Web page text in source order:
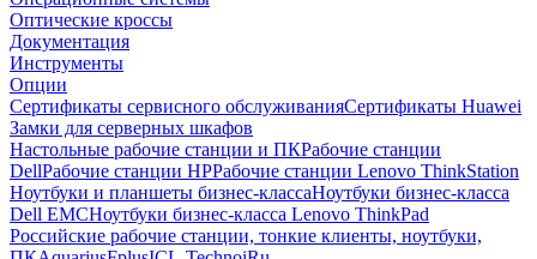
Оптические кроссы
Документация
Инструменты
Опции
Сертификаты сервисного обслуживанияСертификаты Huawei
Замки для серверных шкафов
Настольные рабочие станции и ПКРабочие станции
DellРабочие станции HPРабочие станции Lenovo ThinkStation
Ноутбуки и планшеты бизнес-классаНоутбуки бизнес-класса
Dell EMCНоутбуки бизнес-класса Lenovo ThinkPad
Российские рабочие станции, тонкие клиенты, ноутбуки,